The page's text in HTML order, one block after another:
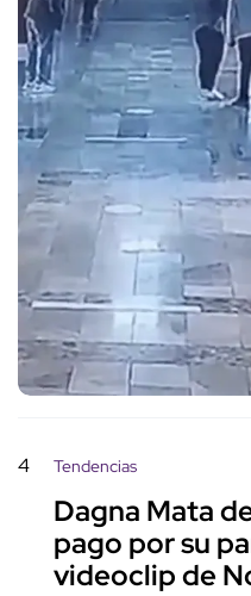
4 Tendencias
Dagna Mata
pago por su
videoclip de